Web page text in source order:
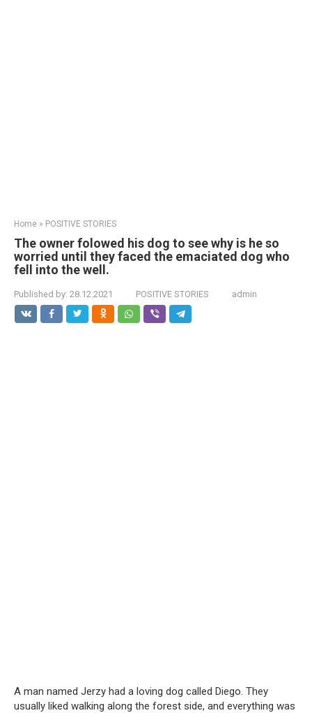
Home » POSITIVE STORIES
The owner folowed his dog to see why is he so
worried until they faced the emaciated dog who
fell into the well.
Published by: 28.12.2021 POSITIVE STORIES admin
A man named Jerzy had a loving dog called Diego. They
usually liked walking along the forest side, and everything was